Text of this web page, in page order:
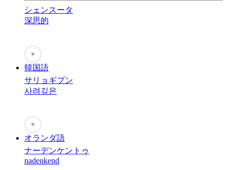
シェンスータ
深思的
♥
韓国語
サリョギプン
사려깊은
♥
オランダ語
ナーデンケントゥ
nadenkend